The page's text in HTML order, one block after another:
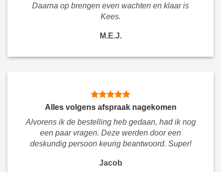
Daarna op brengen even wachten en klaar is
Kees.
M.E.J.
Alles volgens afspraak nagekomen
Alvorens ik de bestelling heb gedaan, had ik nog
een paar vragen. Deze werden door een
deskundig persoon keurig beantwoord. Super!
Jacob